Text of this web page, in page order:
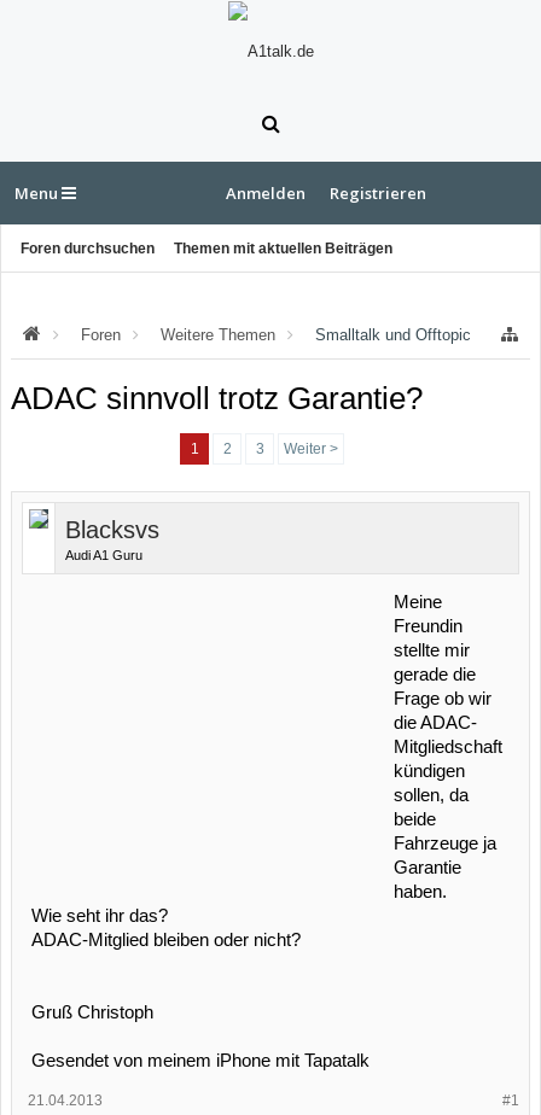
Menu
Foren durchsuchen Themen mit aktuellen Beiträgen
Anmelden Registrieren
Foren Weitere Themen Smalltalk und Offtopic
ADAC sinnvoll trotz Garantie?
1 2 3 Weiter >
Blacksvs
Audi A1 Guru
Meine
Freundin
stellte mir
gerade die
Frage ob wir
die ADAC-
Mitgliedschaft
kündigen
sollen, da
beide
Fahrzeuge ja
Garantie
haben.
Wie seht ihr das?
ADAC-Mitglied bleiben oder nicht?
Gruß Christoph
Gesendet von meinem iPhone mit Tapatalk
#1
21.04.2013